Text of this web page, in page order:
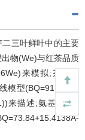
三叶鲜叶中的主要
物(We)与红茶品质
来模拟;茶多酚
模型(BQ=91.9736-
来描述;氨基酸(A),